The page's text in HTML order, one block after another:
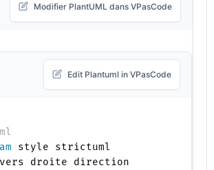
Modifier PlantUML dans VPasCode
Edit Plantuml in VPasCode
style strictuml
vers droite direction